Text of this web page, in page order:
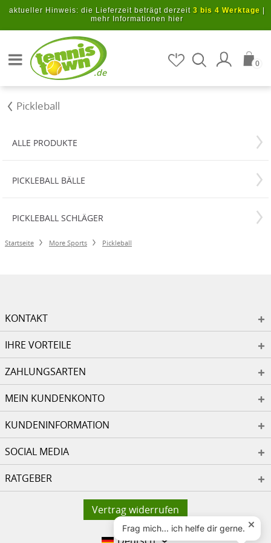
Zum Hauptinhalt springen
aktueller Hinweis: die Lieferzeit beträgt derzeit 3 bis 4 Werktage
mehr Informationen hier
.de
0
Pickleball
ALLE PRODUKTE
PICKLEBALL BÄLLE
PICKLEBALL SCHLÄGER
Startseite More Sports Pickleball
KONTAKT
IHRE VORTEILE
ZAHLUNGSARTEN
MEIN KUNDENKONTO
KUNDENINFORMATION
SOCIAL MEDIA
RATGEBER
Vertrag widerrufen